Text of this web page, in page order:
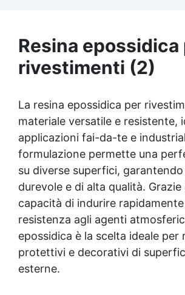
Resina epossidica
rivestimenti (2)
La resina epossidica per
materiale versatile e resistente,
applicazioni fai-da-te e
formulazione permette una
su diverse superfici,
durevole e di alta qualità. Grazie
capacità di indurire rapidamente
resistenza agli agenti
epossidica è la scelta ideale per
protettivi e decorativi di
esterne.